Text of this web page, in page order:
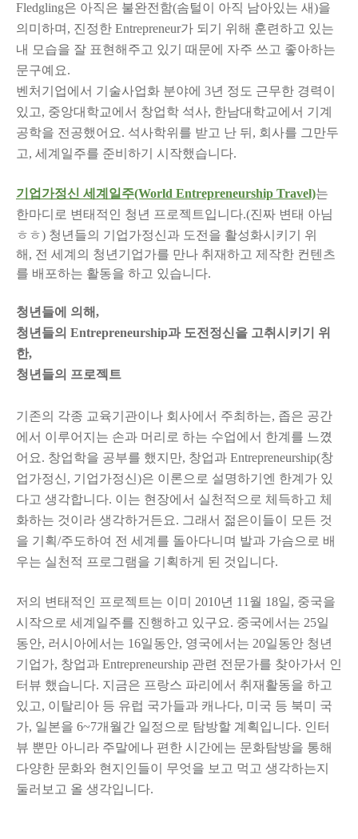
Fledgling은 아직은 불완전함(솜털이 아직 남아있는 새)을
의미하며, 진정한 Entrepreneur가 되기 위해 훈련하고 있는
내 모습을 잘 표현해주고 있기 때문에 자주 쓰고 좋아하는
문구예요.
벤처기업에서 기술사업화 분야에 3년 정도 근무한 경력이
있고, 중앙대학교에서 창업학 석사, 한남대학교에서 기계
공학을 전공했어요. 석사학위를 받고 난 뒤, 회사를 그만두
고, 세계일주를 준비하기 시작했습니다.
기업가정신 세계일주(World Entrepreneurship Travel)는
한마디로 변태적인 청년 프로젝트입니다.(진짜 변태 아님
ㅎㅎ) 청년들의 기업가정신과 도전을 활성화시키기 위
해, 전 세계의 청년기업가를 만나 취재하고 제작한 컨텐츠
를 배포하는 활동을 하고 있습니다.
청년들에 의해,
청년들의 Entrepreneurship과 도전정신을 고취시키기 위
한,
청년들의 프로젝트
기존의 각종 교육기관이나 회사에서 주최하는, 좁은 공간
에서 이루어지는 손과 머리로 하는 수업에서 한계를 느꼈
어요. 창업학을 공부를 했지만, 창업과 Entrepreneurship(창
업가정신, 기업가정신)은 이론으로 설명하기엔 한계가 있
다고 생각합니다. 이는 현장에서 실천적으로 체득하고 체
화하는 것이라 생각하거든요. 그래서 젊은이들이 모든 것
을 기획/주도하여 전 세계를 돌아다니며 발과 가슴으로 배
우는 실천적 프로그램을 기획하게 된 것입니다.
저의 변태적인 프로젝트는 이미 2010년 11월 18일, 중국을
시작으로 세계일주를 진행하고 있구요. 중국에서는 25일
동안, 러시아에서는 16일동안, 영국에서는 20일동안 청년
기업가, 창업과 Entrepreneurship 관련 전문가를 찾아가서 인
터뷰 했습니다. 지금은 프랑스 파리에서 취재활동을 하고
있고, 이탈리아 등 유럽 국가들과 캐나다, 미국 등 북미 국
가, 일본을 6~7개월간 일정으로 탐방할 계획입니다. 인터
뷰 뿐만 아니라 주말에나 편한 시간에는 문화탐방을 통해
다양한 문화와 현지인들이 무엇을 보고 먹고 생각하는지
둘러보고 올 생각입니다.